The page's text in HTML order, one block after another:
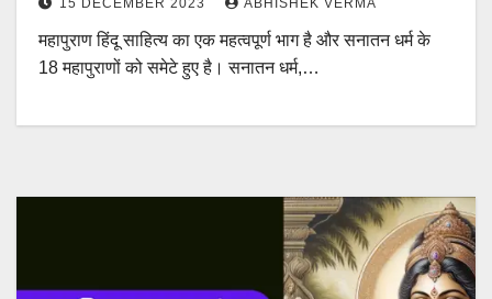
15 DECEMBER 2023 ABHISHEK VERMA
महापुराण हिंदू साहित्य का एक महत्वपूर्ण भाग है और सनातन धर्म के
18 महापुराणों को समेटे हुए है। सनातन धर्म,…